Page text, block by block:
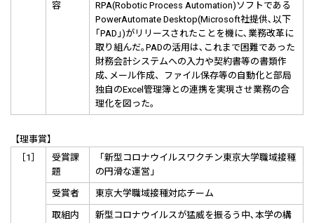
容
RPA(Robotic Process Automation)ソフトである
PowerAutomate Desktop(Microsoft社提供､以下
｢PAD｣)がリリースされたことを機に､業務改革に
取り組んだ｡PADの活用は､これまで困難であった
財務会計システムへの入力や契約書等の書類作
成､メール作成、ファイル保存等の自動化と部局
独自のExcel管理簿との連携を実現させ業務の合
理化を図った。
【理事賞】
［1］
受賞課
題
「新型コロナウイルスワクチン東京大学職域接種
の円滑な運営」
受賞者 東京大学職域接種対応チーム
取組内
新型コロナウイルスが猛威を振るう中､本学の構